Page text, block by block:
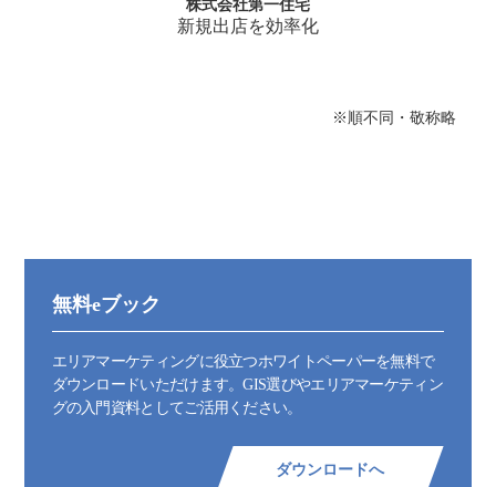
株式会社第一住宅
新規出店を効率化
※順不同・敬称略
無料eブック
エリアマーケティングに役立つホワイトペーパーを無料で
ダウンロードいただけます。GIS選びやエリアマーケティン
グの入門資料としてご活用ください。
ダウンロードへ